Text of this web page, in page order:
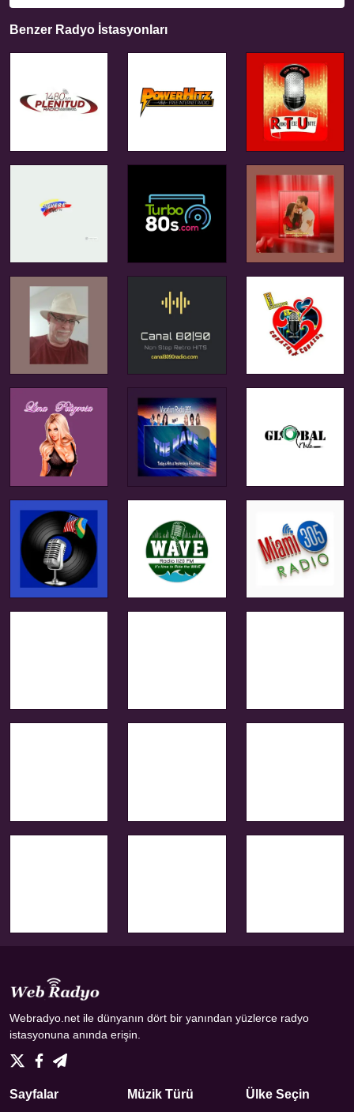
Benzer Radyo İstasyonları
Webradyo.net ile dünyanın dört bir yanından yüzlerce radyo
istasyonuna anında erişin.
Sayfalar Müzik Türü Ülke Seçin